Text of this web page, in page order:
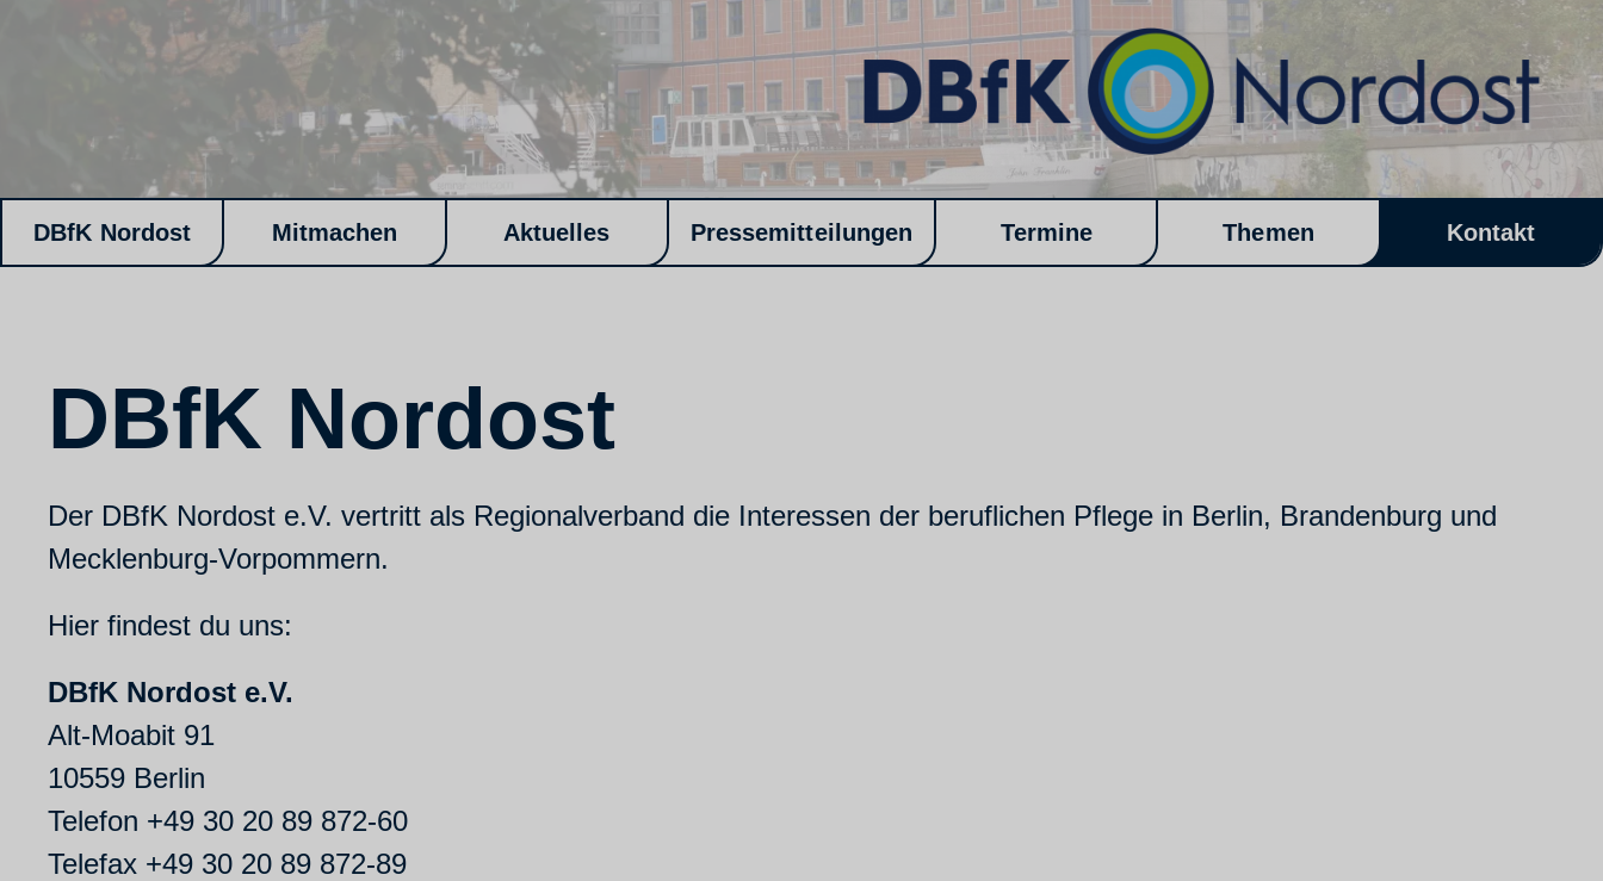
DBfK Nordost Mitmachen Aktuelles Pressemitteilungen Termine Themen Kontakt
DBfK Nordost
Der DBfK Nordost e.V. vertritt als Regionalverband die Interessen der beruflichen Pflege in Berlin, Brandenburg und
Mecklenburg-Vorpommern.
Hier findest du uns:
DBfK Nordost e.V.
Alt-Moabit 91
10559 Berlin
Telefon +49 30 20 89 872-60
Telefax +49 30 20 89 872-89